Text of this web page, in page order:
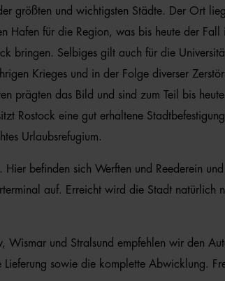
größten und wichtigsten Städte. Der Ort
Hafen für die Region, was bis heute der
bringen. Selbiges gilt auch für die
Krieges und in der Folge diverser
prägten das Bild und sind zum Teil bis
Rostock eine gut erhaltene
Urlaubsrefugium.
befinden sich Werften und Reederein
auf. Erreicht wird die Stadt
und Stralsund empfehlen wir den
sowie die komplette Abwicklung.